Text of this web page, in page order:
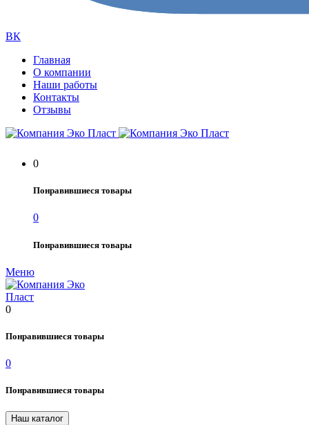
ВК
Главная
О компании
Наши работы
Контакты
Отзывы
0
Понравившиеся товары
0
Понравившиеся товары
Меню
0
Понравившиеся товары
0
Понравившиеся товары
Наш каталог